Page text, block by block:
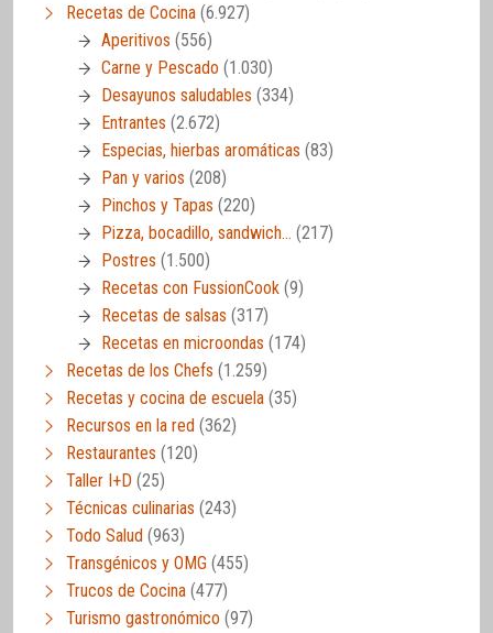
Recetas de Cocina (6.927)
Aperitivos (556)
Carne y Pescado (1.030)
Desayunos saludables (334)
Entrantes (2.672)
Especias, hierbas aromáticas (83)
Pan y varios (208)
Pinchos y Tapas (220)
Pizza, bocadillo, sandwich… (217)
Postres (1.500)
Recetas con FussionCook (9)
Recetas de salsas (317)
Recetas en microondas (174)
Recetas de los Chefs (1.259)
Recetas y cocina de escuela (35)
Recursos en la red (362)
Restaurantes (120)
Taller I+D (25)
Técnicas culinarias (243)
Todo Salud (963)
Transgénicos y OMG (455)
Trucos de Cocina (477)
Turismo gastronómico (97)